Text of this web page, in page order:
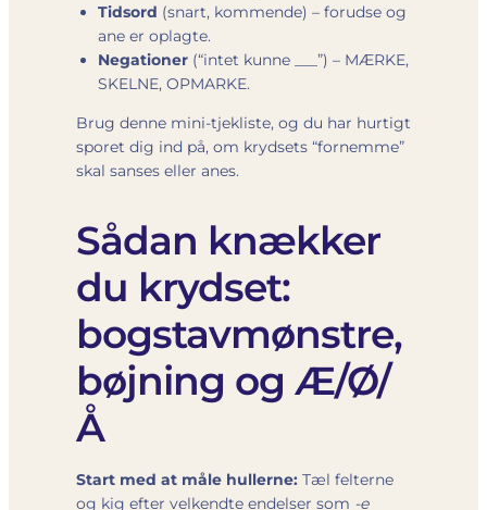
Tids­ord (snart, kommende) – forudse og
ane er oplagte.
Negationer (“intet kunne ___”) – MÆRKE,
SKELNE, OPMARKE.
Brug denne mini-tjekliste, og du har hurtigt
sporet dig ind på, om krydsets “fornemme”
skal sanses eller anes.
Sådan knækker
du krydset:
bogstavmønstre,
bøjning og Æ/Ø/
Å
Start med at måle hullerne: Tæl felterne
og kig efter velkendte endelser som -e